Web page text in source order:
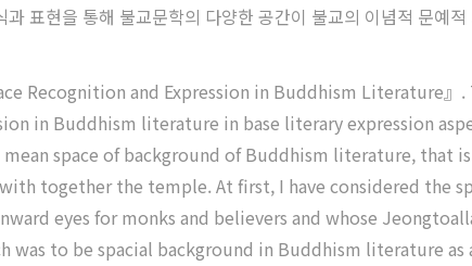
표현을 통해 불교문학의 다양한 공간이 불교의 이념적 문예
Recognition and Expression in Buddhism Literature
in Buddhism literature in base literary expression
space of background of Buddhism literature, that
together the temple. At first, I have considered the
eyes for monks and believers and whose
was to be spacial background in Buddhism literature